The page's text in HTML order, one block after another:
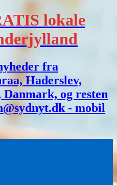
lokale
fra
Haderslev,
og resten
- mobil